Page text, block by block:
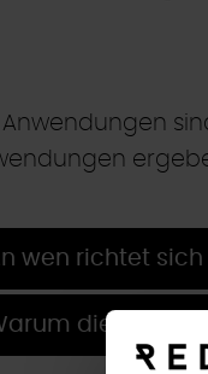
Anwendungen
wen richtet
dieses